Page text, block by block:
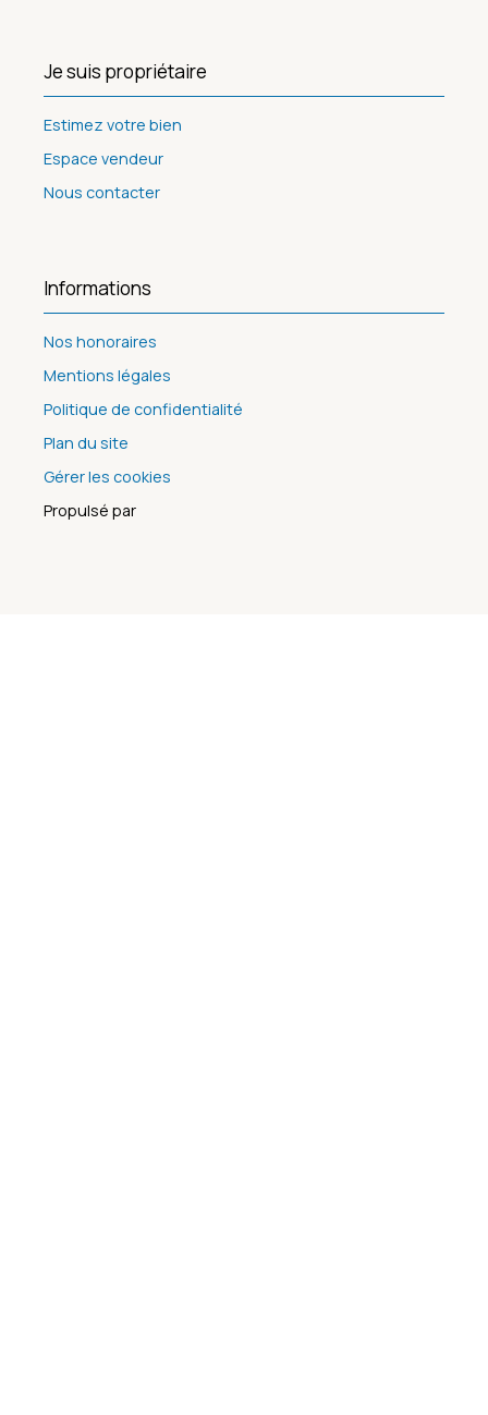
Je suis propriétaire
Estimez votre bien
Espace vendeur
Nous contacter
Informations
Nos honoraires
Mentions légales
Politique de confidentialité
Plan du site
Gérer les cookies
Propulsé par